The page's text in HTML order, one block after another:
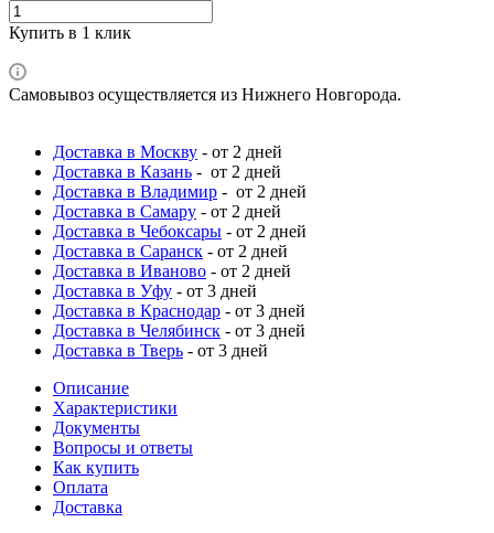
Купить в 1 клик
Самовывоз осуществляется из Нижнего Новгорода.
Доставка в Москву - от 2 дней
Доставка в Казань - от 2 дней
Доставка в Владимир - от 2 дней
Доставка в Самару - от 2 дней
Доставка в Чебоксары - от 2 дней
Доставка в Саранск - от 2 дней
Доставка в Иваново - от 2 дней
Доставка в Уфу - от 3 дней
Доставка в Краснодар - от 3 дней
Доставка в Челябинск - от 3 дней
Доставка в Тверь - от 3 дней
Описание
Характеристики
Документы
Вопросы и ответы
Как купить
Оплата
Доставка